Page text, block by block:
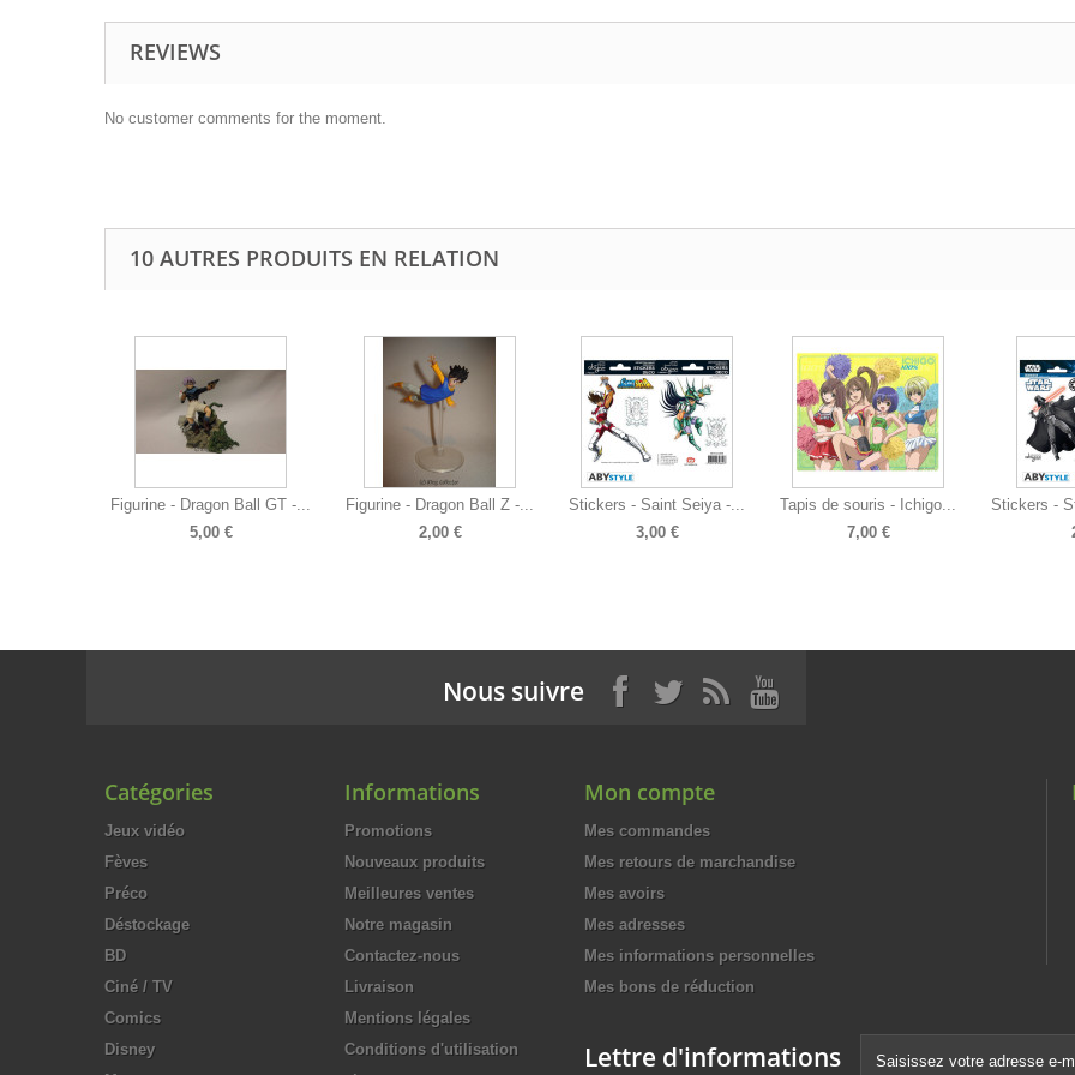
REVIEWS
No customer comments for the moment.
10 AUTRES PRODUITS EN RELATION
Figurine - Dragon Ball GT -...
5,00 €
Figurine - Dragon Ball Z -...
2,00 €
Stickers - Saint Seiya -...
3,00 €
Tapis de souris - Ichigo...
7,00 €
Stickers -
Nous suivre
Catégories
Jeux vidéo
Fèves
Préco
Déstockage
BD
Ciné / TV
Comics
Disney
Informations
Promotions
Nouveaux produits
Meilleures ventes
Notre magasin
Contactez-nous
Livraison
Mentions légales
Conditions d'utilisation
Mon compte
Mes commandes
Mes retours de marchandise
Mes avoirs
Mes adresses
Mes informations personnelles
Mes bons de réduction
Lettre d'informations